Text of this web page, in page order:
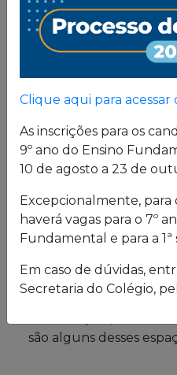
Proposta
formação, pautada em
consistente
O Colégio oferece
atender a seus alunos
Laboratórios de
de leitura e de grupo;
auditórios; complexo
são alguns desses
Clique aqui para acessar
As inscrições para os
9º ano do Ensino
10 de agosto a 23 de
Excepcionalmente, para
haverá vagas para o 7º
Fundamental e para a 1ª
Em caso de dúvidas,
Secretaria do Colégio,